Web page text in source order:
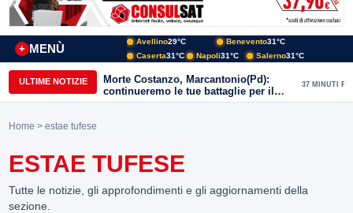
MENÙ
+
Avellino29°C Benevento31°C
Caserta31°C Napoli31°C Salerno31°C
ULTIME NOTIZIE
Morte Costanzo, Marcantonio(Pd):
continueremo le tue battaglie per il
Sannio
37 MINUTI FA
Home > estae tufese
ESTAE TUFESE
Tutte le notizie, gli approfondimenti e gli aggiornamenti della
sezione.